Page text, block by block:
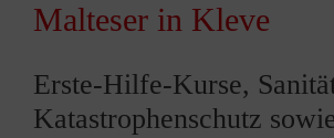
Malteser in Kleve
Erste-Hilfe-Kurse,
Katastrophenschutz